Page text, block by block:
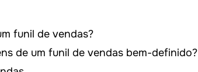
funil de vendas?
de um funil de vendas bem-definido?